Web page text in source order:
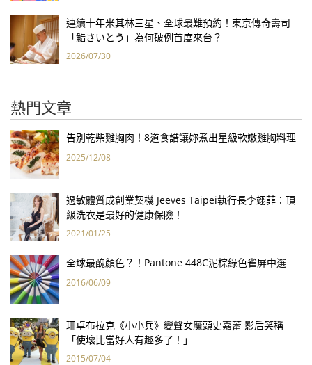
連續十年米其林三星、全球最難預約！東京傳奇壽司
「鮨さいとう」為何破例首度來台？
2026/07/30
熱門文章
告別乾柴雞胸肉！8道食譜讓妳煮出星級軟嫩雞胸料理
2025/12/08
過敏體質成創業契機 Jeeves Taipei執行長李翊菲：頂
級洗衣是最好的健康保險！
2021/01/25
全球最醜顏色？！Pantone 448C泥棕綠色雀屏中選
2016/06/09
珊卓布拉克《小小兵》變聲女魔頭史嘉蕾 影后笑稱
「使壞比當好人有趣多了！」
2015/07/04